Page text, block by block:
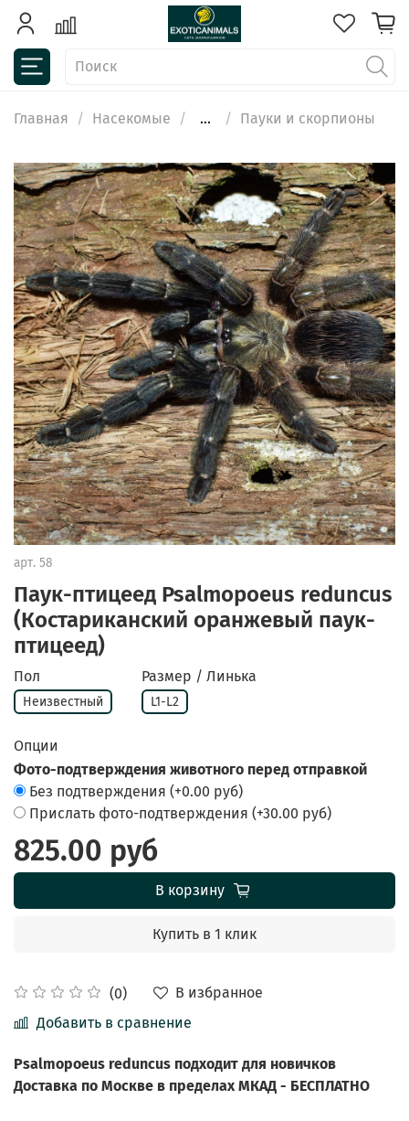
Главная Насекомые ... Пауки и скорпионы
арт. 58
Паук-птицеед Psalmopoeus reduncus
(Костариканский оранжевый паук-
птицеед)
(0)
В избранное
Добавить в сравнение
Пол
Неизвестный
Размер / Линька
L1-L2
Опции
Фото-подтверждения животного перед отправкой
Без подтверждения (+0.00 руб)
Прислать фото-подтверждения (+30.00 руб)
825.00 руб
В корзину
Купить в 1 клик
Psalmopoeus reduncus подходит для новичков
Доставка по Москве в пределах МКАД - БЕСПЛАТНО